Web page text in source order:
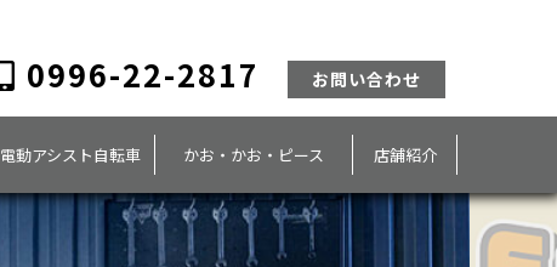
0996-22-2817 お問い合わせ
電動アシスト自転車 かお・かお・ピース 店舗紹介